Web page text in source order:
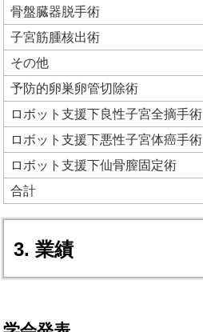
骨盤臓器脱手術
子宮筋腫核出術
その他
予防的卵巣卵管切除術
ロボット支援下良性子宮全摘手術
ロボット支援下悪性子宮体癌手術
ロボット支援下仙骨膣固定術
合計
3. 業績